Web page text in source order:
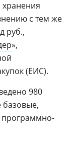
хранения
с тем же
руб.,
»,
(ЕИС).
980
базовые,
программно-